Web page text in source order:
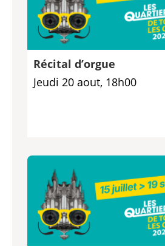
Récital d’orgue
Jeudi 20 aout, 18h00